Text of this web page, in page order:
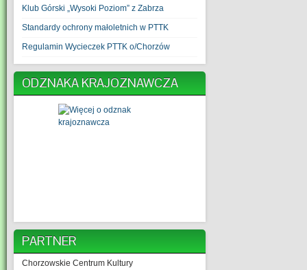
Klub Górski „Wysoki Poziom” z Zabrza
Standardy ochrony małoletnich w PTTK
Regulamin Wycieczek PTTK o/Chorzów
ODZNAKA KRAJOZNAWCZA
PARTNER
Chorzowskie Centrum Kultury